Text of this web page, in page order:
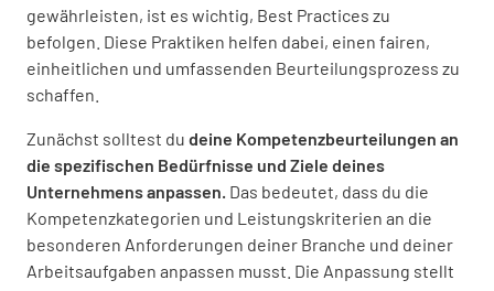
gewährleisten, ist es wichtig, Best Practices zu
befolgen. Diese Praktiken helfen dabei, einen fairen,
einheitlichen und umfassenden Beurteilungsprozess zu
schaffen.
Zunächst solltest du deine Kompetenzbeurteilungen an
die spezifischen Bedürfnisse und Ziele deines
Unternehmens anpassen. Das bedeutet, dass du die
Kompetenzkategorien und Leistungskriterien an die
besonderen Anforderungen deiner Branche und deiner
Arbeitsaufgaben anpassen musst. Die Anpassung stellt